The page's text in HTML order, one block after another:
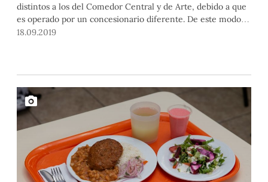
distintos a los del Comedor Central y de Arte, debido a que
es operado por un concesionario diferente. De este modo,
encontrarás opciones diferentes para el Menú
18.09.2019